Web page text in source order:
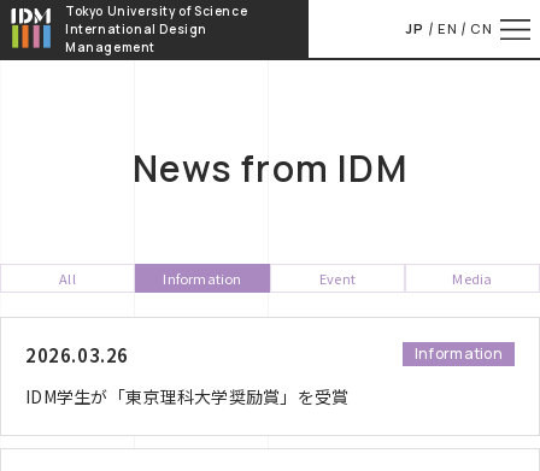
本文へ移動Tokyo University of Science
International Design
Management
JP EN CN
News from IDM
All Information Event Media
2026.03.26 Information
IDM学生が「東京理科大学奨励賞」を受賞